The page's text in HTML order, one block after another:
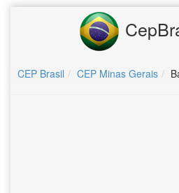
CEP Brasil CEP Minas Gerais